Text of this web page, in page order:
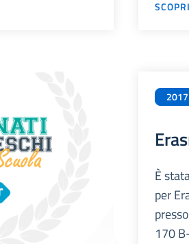
2017
È
per
170